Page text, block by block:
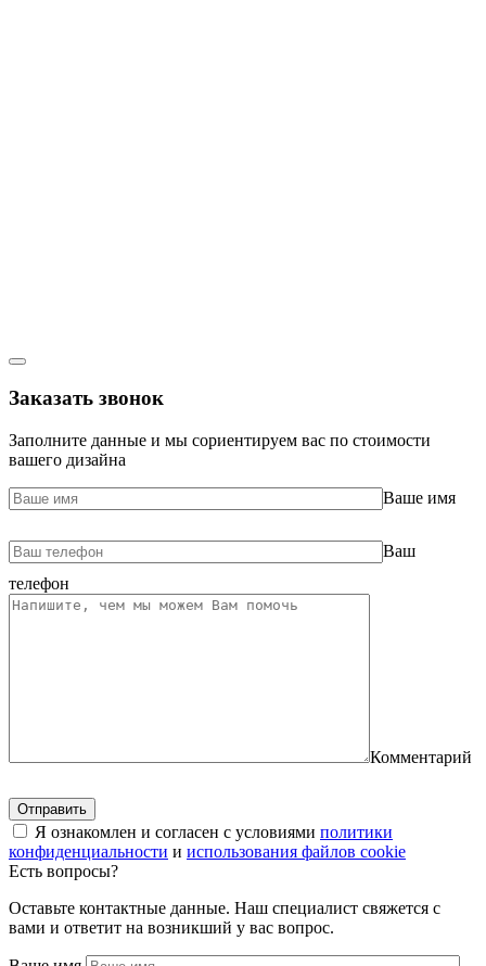
Заказать звонок
Заполните данные и мы сориентируем вас по стоимости
вашего дизайна
Ваше имя
Ваш
телефон
Комментарий
Я ознакомлен и согласен с условиями политики
конфиденциальности и использования файлов cookie
Есть вопросы?
Оставьте контактные данные. Наш специалист свяжется с
вами и ответит на возникший у вас вопрос.